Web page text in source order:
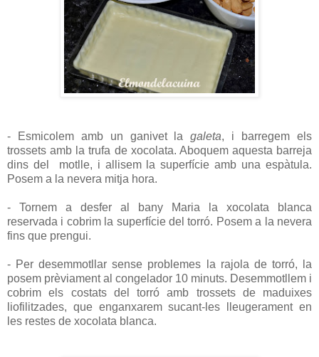
- Esmicolem amb un ganivet lagaleta, i barregem els
trossets amb la trufa de xocolata. Aboquem aquesta barreja
dins del motlle, i allisem la superfície amb una espàtula.
Posem a la nevera mitja hora.
- Tornem a desfer al bany Maria la xocolata blanca
reservada i cobrim la superfície del torró. Posem a la nevera
fins que prengui.
- Per desemmotllar sense problemes la rajola de torró, la
posem prèviament al congelador 10 minuts. Desemmotllem i
cobrim els costats del torró amb trossets de maduixes
liofilitzades, que enganxarem sucant-les lleugerament en
les restes de xocolata blanca.